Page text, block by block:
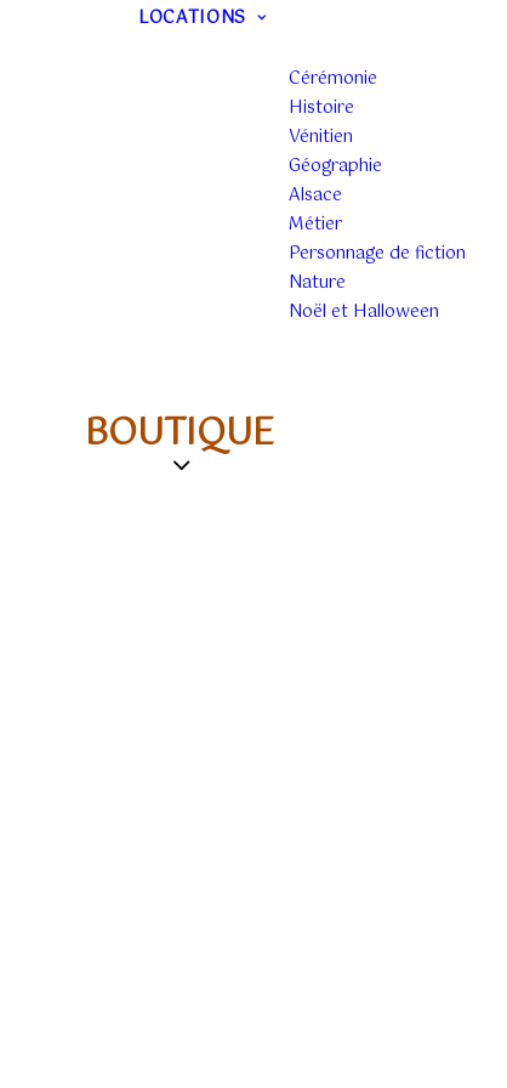
LOCATIONS
Cérémonie
Histoire
Vénitien
Géographie
Alsace
Métier
Personnage de fiction
Nature
Noël et Halloween
BOUTIQUE